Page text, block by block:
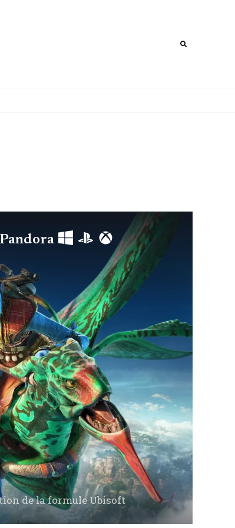
de la formule Ubisoft